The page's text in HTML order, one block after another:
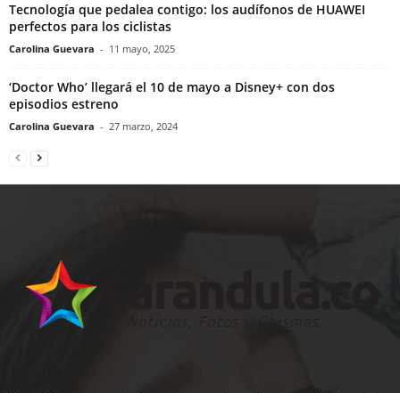
Tecnología que pedalea contigo: los audífonos de HUAWEI
perfectos para los ciclistas
Carolina Guevara - 11 mayo, 2025
‘Doctor Who’ llegará el 10 de mayo a Disney+ con dos
episodios estreno
Carolina Guevara - 27 marzo, 2024